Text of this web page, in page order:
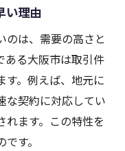
売却手法まとめ
点を解説
選ぶ際の基準
を見つけるコツ
の特徴を比較
けるチェック法
い理由
のは、需要の高さと
ある大阪市は取引件
す。例えば、地元に
な契約に対応してい
れます。この特性を
す。